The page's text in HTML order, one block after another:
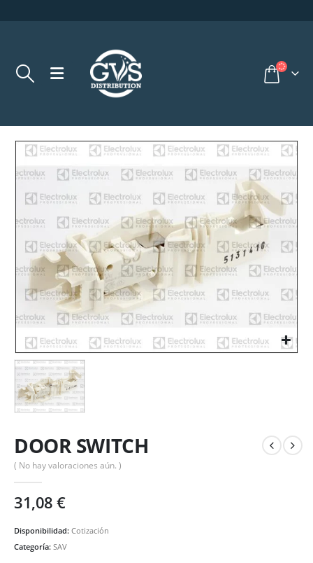
DOOR SWITCH
( No hay valoraciones aún. )
31,08€
Disponibilidad: Cotización
Categoría: SAV